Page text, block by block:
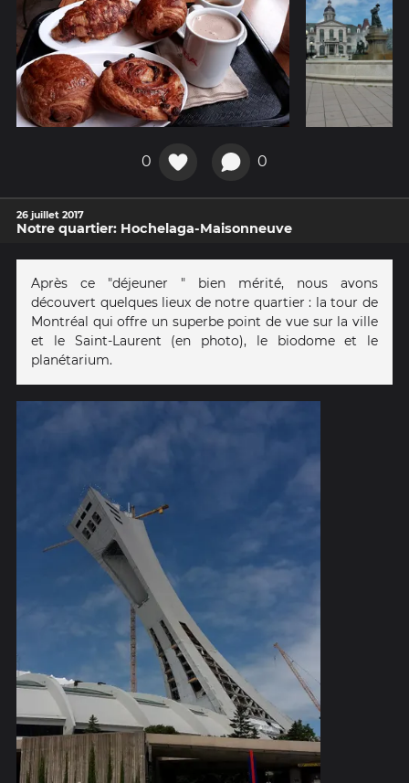
0 0
26 juillet 2017
Notre quartier: Hochelaga-Maisonneuve
Après ce "déjeuner " bien mérité, nous avons
découvert quelques lieux de notre quartier : la tour de
Montréal qui offre un superbe point de vue sur la ville
et le Saint-Laurent (en photo), le biodome et le
planétarium.